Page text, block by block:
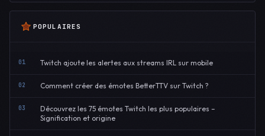
POPULAIRES
01 Twitch ajoute les alertes aux streams IRL sur mobile
02 Comment créer des émotes BetterTTV sur Twitch ?
03
Découvrez les 75 émotes Twitch les plus populaires –
Signification et origine